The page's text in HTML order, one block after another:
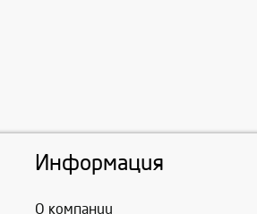
Информация
О компании